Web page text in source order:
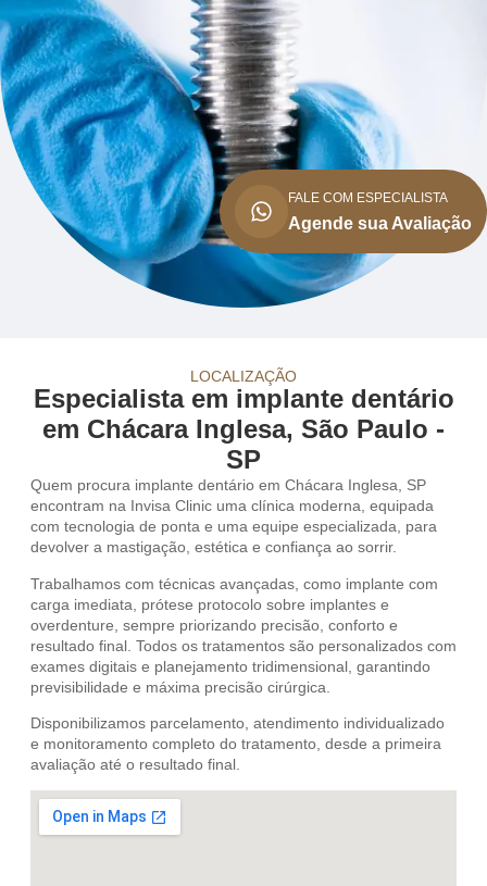
FALE COM ESPECIALISTA
Agende sua Avaliação
LOCALIZAÇÃO
Especialista em implante dentário
em Chácara Inglesa, São Paulo -
SP
Quem procura implante dentário em Chácara Inglesa, SP
encontram na Invisa Clinic uma clínica moderna, equipada
com tecnologia de ponta e uma equipe especializada, para
devolver a mastigação, estética e confiança ao sorrir.
Trabalhamos com técnicas avançadas, como implante com
carga imediata, prótese protocolo sobre implantes e
overdenture, sempre priorizando precisão, conforto e
resultado final. Todos os tratamentos são personalizados com
exames digitais e planejamento tridimensional, garantindo
previsibilidade e máxima precisão cirúrgica.
Disponibilizamos parcelamento, atendimento individualizado
e monitoramento completo do tratamento, desde a primeira
avaliação até o resultado final.